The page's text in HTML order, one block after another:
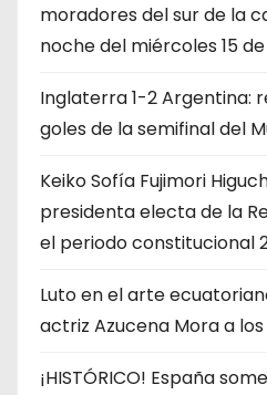
moradores del sur de la
noche del miércoles 15
Inglaterra 1-2 Argentina:
goles de la semifinal del
Keiko Sofía Fujimori
presidenta electa de la
el periodo constitucional
Luto en el arte
actriz Azucena Mora a
¡HISTÓRICO! España